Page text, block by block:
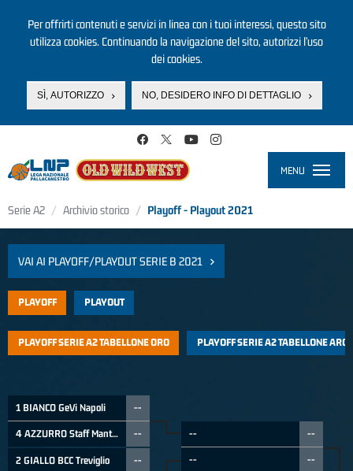
Per offrirti contenuti e servizi in linea con i tuoi interessi, questo sito
utilizza cookies. Continuando la navigazione del sito, autorizzi l’uso
dei cookies.
SÌ, AUTORIZZO NO, DESIDERO INFO DI DETTAGLIO
MENU
Serie A2 Archivio storico Playoff - Playout 2021
VAI AI PLAYOFF/PLAYOUT SERIE B 2021
PLAYOFF PLAYOUT
PLAYOFF SERIE A2 TABELLONE ORO PLAYOFF SERIE A2 TABELLONE
1 BIANCO GeVi Napoli --
4 AZZURRO Staff Mantova --
2 GIALLO BCC Treviglio --
-- --
-- --